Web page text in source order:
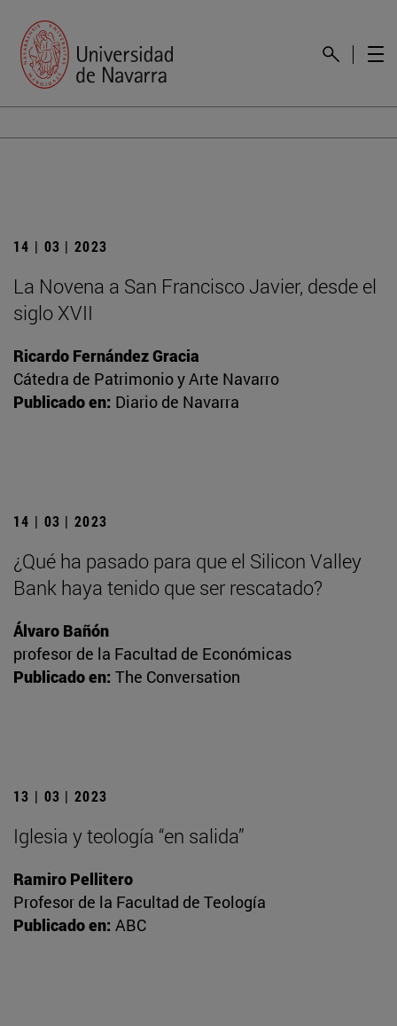
14 | 03 | 2023
La Novena a San Francisco Javier, desde el
siglo XVII
Ricardo Fernández Gracia
Cátedra de Patrimonio y Arte Navarro
Publicado en: Diario de Navarra
14 | 03 | 2023
¿Qué ha pasado para que el Silicon Valley
Bank haya tenido que ser rescatado?
Álvaro Bañón
profesor de la Facultad de Económicas
Publicado en: The Conversation
13 | 03 | 2023
Iglesia y teología “en salida”
Ramiro Pellitero
Profesor de la Facultad de Teología
Publicado en: ABC